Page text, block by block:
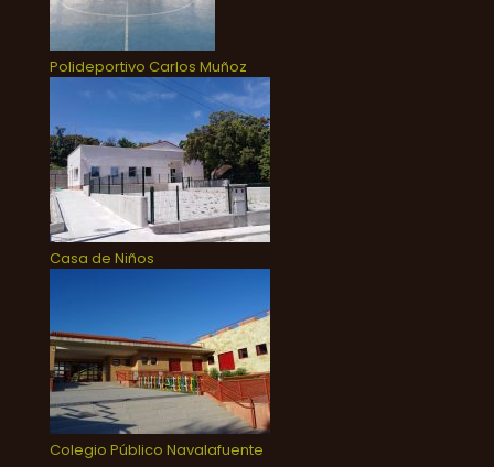
Polideportivo Carlos Muñoz
Casa de Niños
Colegio Público Navalafuente